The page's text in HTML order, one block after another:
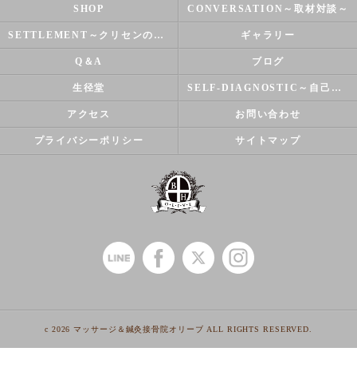
SHOP CONVERSATION～取材対談～
SETTLEMENT～クリセンのズバリ解決シリーズ～ ギャラリー
Q＆A ブログ
生径堂 SELF-DIAGNOSTIC～自己診断～
アクセス お問い合わせ
プライバシーポリシー サイトマップ
c 2026 マッサージ＆鍼灸接骨院オリーブ ALL RIGHTS RESERVED.